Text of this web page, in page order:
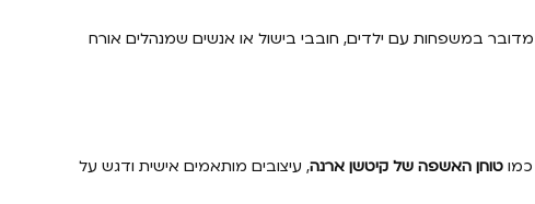
במשפחות עם ילדים, חובבי בישול או אנשים שמנהלים אורח
טוחן האשפה של קיטשן ארנה, עיצובים מותאמים אישית ודגש על